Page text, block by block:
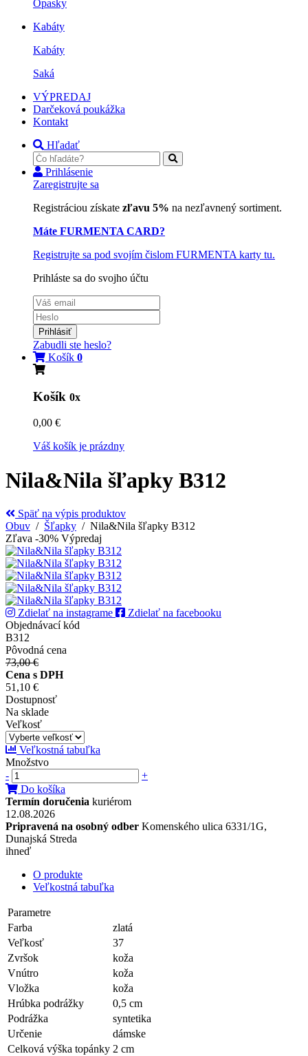
Opasky
Kabáty
Kabáty
Saká
VÝPREDAJ
Darčeková poukážka
Kontakt
Hľadať
Prihlásenie
Zaregistrujte sa
Registráciou získate zľavu 5% na nezľavnený sortiment.
Máte FURMENTA CARD?
Registrujte sa pod svojím čislom FURMENTA karty tu.
Prihláste sa do svojho účtu
Prihlásiť
Zabudli ste heslo?
Košík 0
Košík 0x
0,00 €
Váš košík je prázdny
Nila&Nila šľapky B312
Späť na výpis produktov
Obuv / Šľapky / Nila&Nila šľapky B312
Zľava -30% Výpredaj
Zdielať na instagrame
Zdielať na facebooku
Objednávací kód
B312
Pôvodná cena
73,00 €
Cena s DPH
51,10 €
Dostupnosť
Na sklade
Veľkosť
Veľkostná tabuľka
Množstvo
-
+
Do košíka
Termín doručenia kuriérom
12.08.2026
Pripravená na osobný odber Komenského ulica 6331/1G,
Dunajská Streda
ihneď
O produkte
Veľkostná tabuľka
Parametre
Farba
zlatá
Veľkosť
37
Zvršok
koža
Vnútro
koža
Vložka
koža
Hrúbka podrážky
0,5 cm
Podrážka
syntetika
Určenie
dámske
Celková výška topánky 2 cm